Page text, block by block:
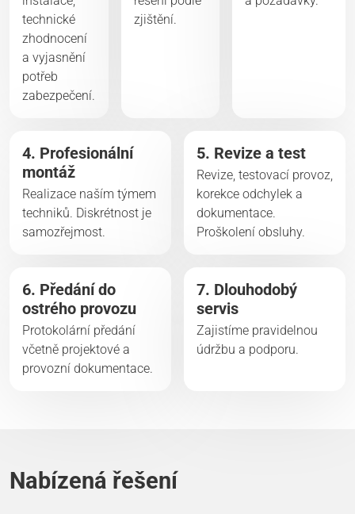
technické
zhodnocení
a vyjasnění
potřeb
zabezpečení.
zjištění.
4. Profesionální
montáž
Realizace naším týmem
techniků. Diskrétnost je
samozřejmost.
5. Revize a test
Revize, testovací provoz,
korekce odchylek a
dokumentace.
Proškolení obsluhy.
6. Předání do
ostrého provozu
Protokolární předání
včetně projektové a
provozní dokumentace.
7. Dlouhodobý
servis
Zajistíme pravidelnou
údržbu a podporu.
Nabízená řešení